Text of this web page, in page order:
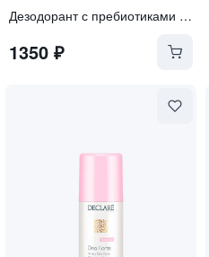
Дезодорант с пребиотиками "Утренняя свежесть"
1350 ₽